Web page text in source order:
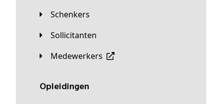
Schenkers
Sollicitanten
Medewerkers
Opleidingen